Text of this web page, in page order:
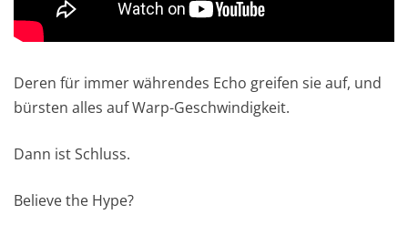
Deren für immer währendes Echo greifen sie auf, und
bürsten alles auf Warp-Geschwindigkeit.
Dann ist Schluss.
Believe the Hype?